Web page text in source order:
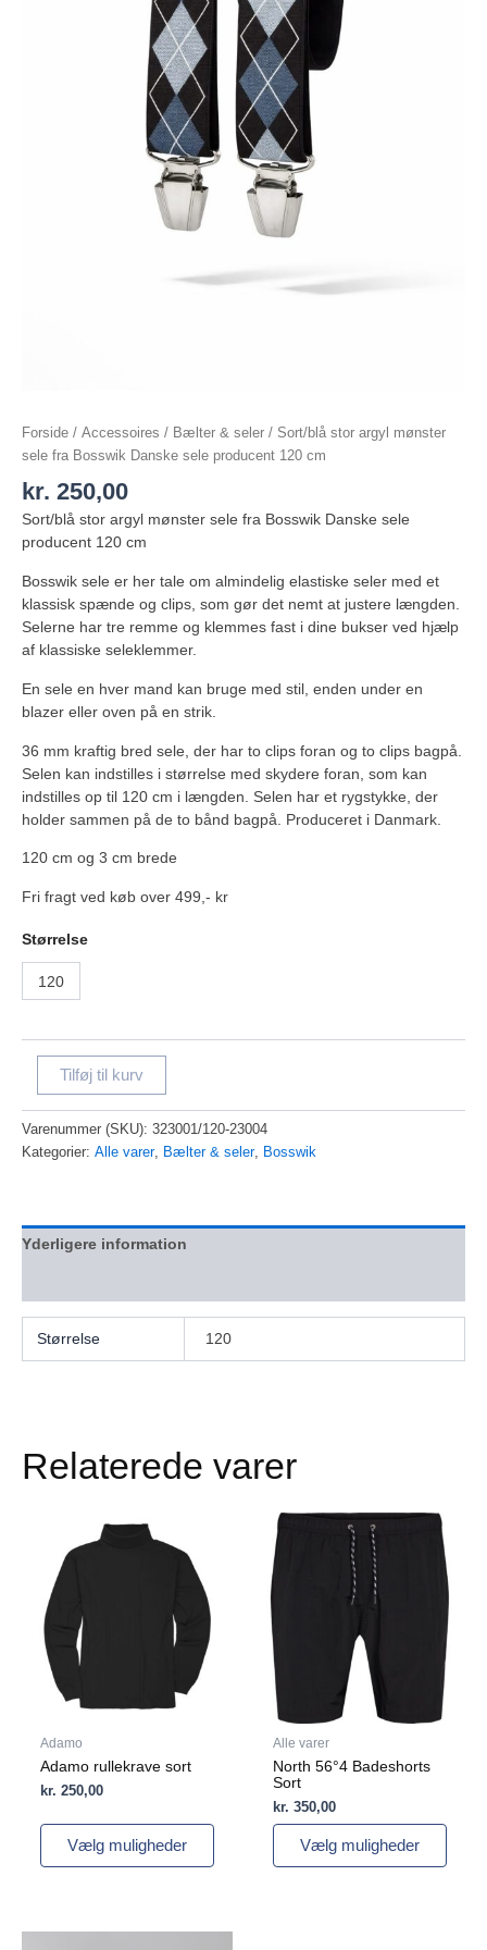
Forside / Accessoires / Bælter & seler / Sort/blå stor argyl mønster
sele fra Bosswik Danske sele producent 120 cm
kr. 250,00
Sort/blå stor argyl mønster sele fra Bosswik Danske sele
producent 120 cm
Bosswik sele er her tale om almindelig elastiske seler med et
klassisk spænde og clips, som gør det nemt at justere længden.
Selerne har tre remme og klemmes fast i dine bukser ved hjælp
af klassiske seleklemmer.
En sele en hver mand kan bruge med stil, enden under en
blazer eller oven på en strik.
36 mm kraftig bred sele, der har to clips foran og to clips bagpå.
Selen kan indstilles i størrelse med skydere foran, som kan
indstilles op til 120 cm i længden. Selen har et rygstykke, der
holder sammen på de to bånd bagpå. Produceret i Danmark.
120 cm og 3 cm brede
Fri fragt ved køb over 499,- kr
Størrelse
120
Tilføj til kurv
Varenummer (SKU): 323001/120-23004
Kategorier: Alle varer, Bælter & seler, Bosswik
Yderligere information
Størrelse 120
Relaterede varer
Adamo
Adamo rullekrave sort
kr. 250,00
Vælg muligheder
har
flere
varianter.
Mulighederne
kan
vælges
Alle varer
North 56°4 Badeshorts
Sort
kr. 350,00
Vælg muligheder
Dette
vare
har
flere
varianter.
Mulighederne
kan
vælges
på
varesiden